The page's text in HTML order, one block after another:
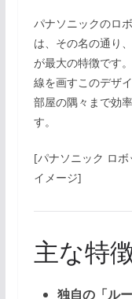
パナソニックのロ
は、その名の通り、
が最大の特徴です
線を画すこのデザ
部屋の隅々まで効
す。
[パナソニック ロ
イメージ]
主な特
独自の「ル